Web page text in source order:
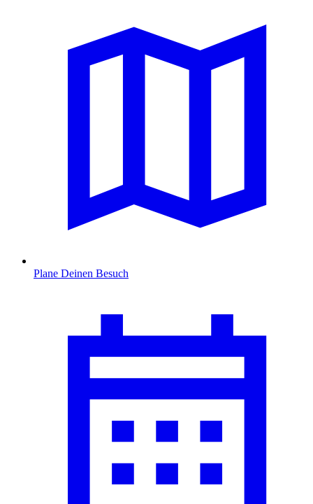
Plane Deinen Besuch